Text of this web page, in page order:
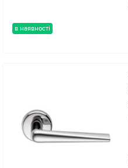
в наявності